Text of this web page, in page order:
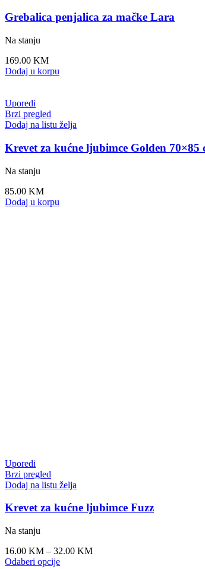
Grebalica penjalica za mačke Lara
Na stanju
169.00 KM
Dodaj u korpu
Uporedi
Brzi pregled
Dodaj na listu želja
Krevet za kućne ljubimce Golden 70×85
Na stanju
85.00 KM
Dodaj u korpu
Uporedi
Dodaj na listu želja
Spremnik za pseću hranu 46l – Tom
Na stanju